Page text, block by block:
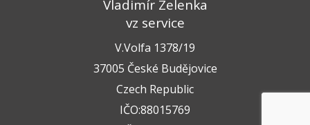
Vladimír Zelenka
vz service
V.Volfa 1378/19
37005 České Budějovice
Czech Republic
IČO:88015769